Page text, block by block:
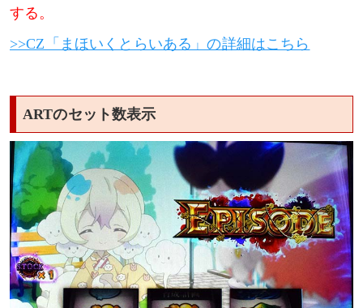
する。
>>CZ「まほいくとらいある」の詳細はこちら
ARTのセット数表示